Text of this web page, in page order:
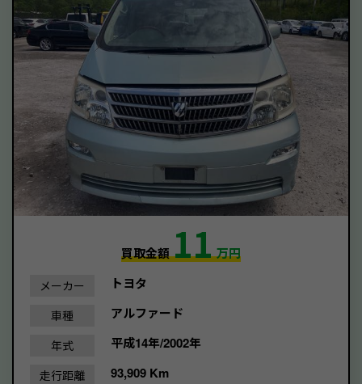
買取金額11万円
メーカー トヨタ
車種 アルファード
年式 平成14年/2002年
走行距離 93,909 Km